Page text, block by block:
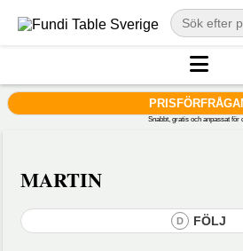
Snabbt, gratis och anpassat för
MARTIN
D FÖLJ